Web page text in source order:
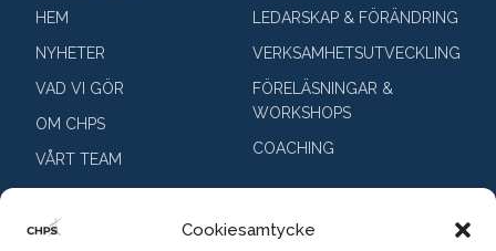
Cookiesamtycke
HEM
NYHETER
VAD VI GÖR
OM CHPS
VÅRT TEAM
LEDARSKAP & FÖRÄNDRING
VERKSAMHETSUTVECKLING
FÖRELÄSNINGAR &
WORKSHOPS
COACHING